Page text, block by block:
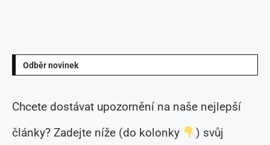
Odběr novinek
Chcete dostávat upozornění na naše nejlepší
články? Zadejte níže (do kolonky
) svůj